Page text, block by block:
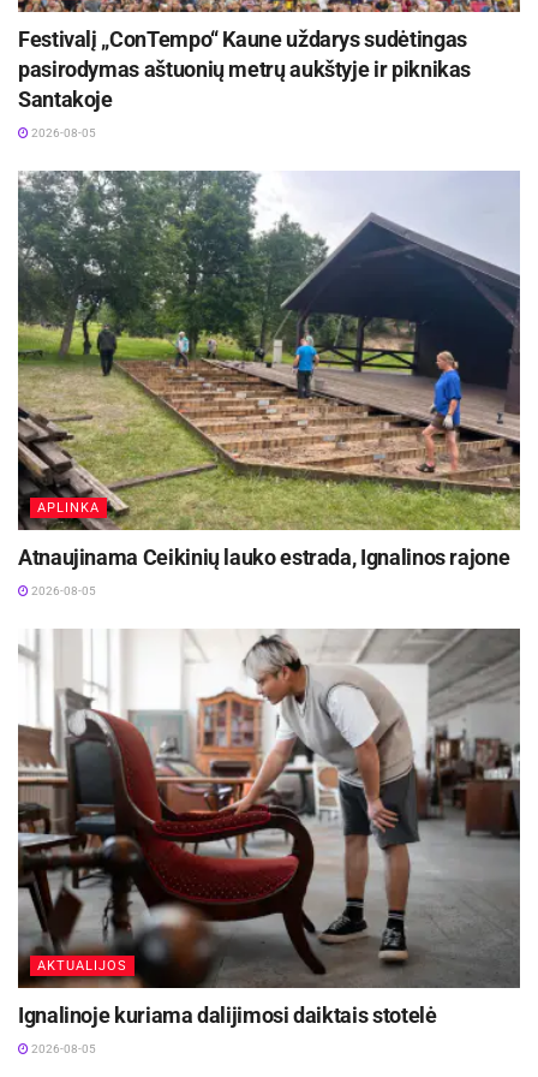
Festivalį „ConTempo“ Kaune uždarys sudėtingas
pasirodymas aštuonių metrų aukštyje ir piknikas
Santakoje
2026-08-05
APLINKA
Atnaujinama Ceikinių lauko estrada, Ignalinos rajone
2026-08-05
AKTUALIJOS
Ignalinoje kuriama dalijimosi daiktais stotelė
2026-08-05